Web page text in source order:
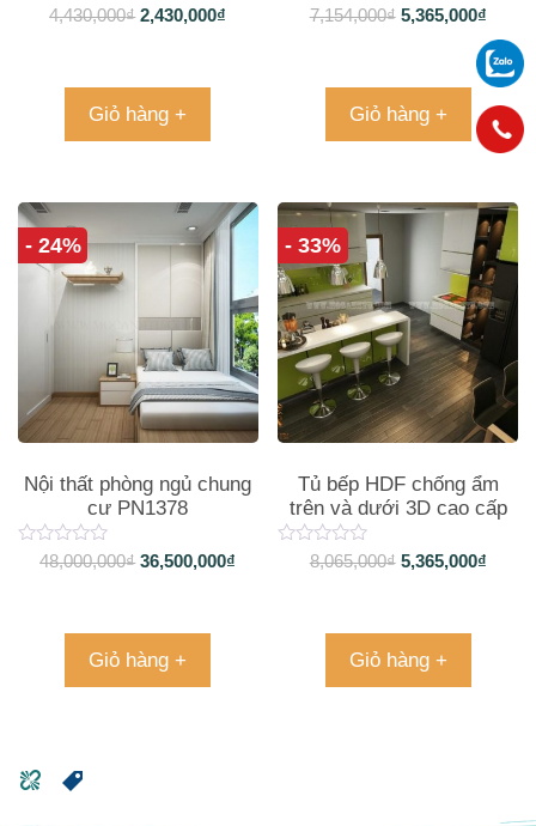
4,430,000₫ 2,430,000₫
Giỏ hàng +
7,154,000₫ 5,365,000₫
Giỏ hàng +
- 24%
Nội thất phòng ngủ chung
cư PN1378
48,000,000₫ 36,500,000₫
Giỏ hàng +
- 33%
Tủ bếp HDF chống ẩm
trên và dưới 3D cao cấp
8,065,000₫ 5,365,000₫
Giỏ hàng +